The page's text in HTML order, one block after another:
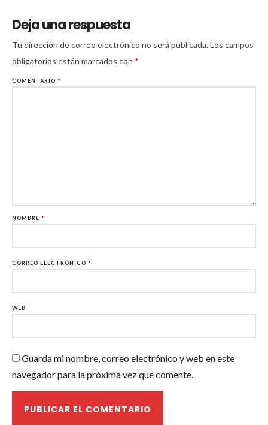
Deja una respuesta
Tu dirección de correo electrónico no será publicada.Los campos
obligatorios están marcados con *
COMENTARIO *
NOMBRE *
CORREO ELECTRÓNICO *
WEB
Guarda mi nombre, correo electrónico y web en este
navegador para la próxima vez que comente.